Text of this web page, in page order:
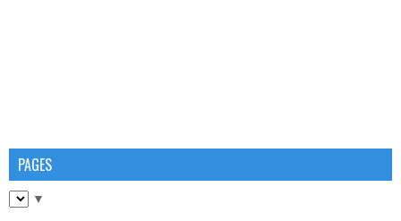
PAGES
▼